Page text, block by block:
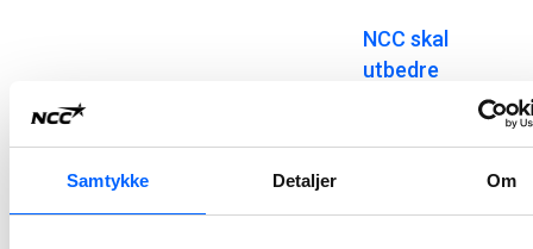
Samtykke Detaljer Om
NCC skal
utbedre
Hammerfest og